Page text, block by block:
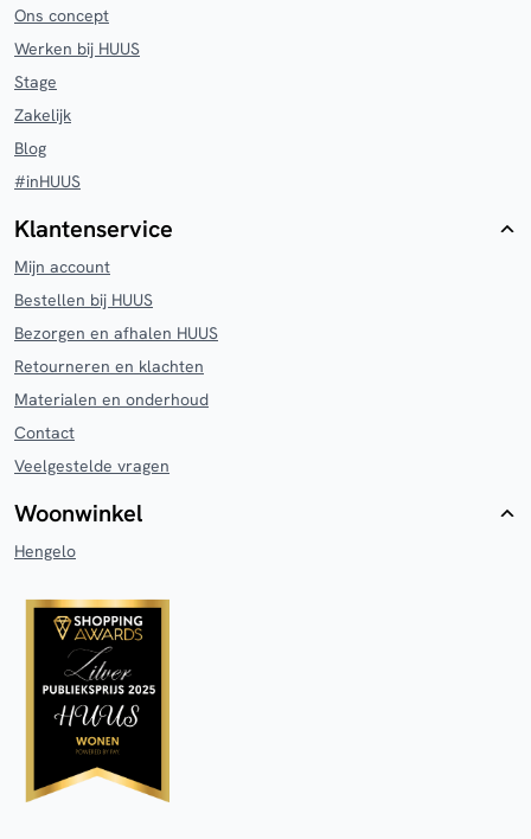
Ons concept
Werken bij HUUS
Stage
Zakelijk
Blog
#inHUUS
Klantenservice
Mijn account
Bestellen bij HUUS
Bezorgen en afhalen HUUS
Retourneren en klachten
Materialen en onderhoud
Contact
Veelgestelde vragen
Woonwinkel
Hengelo